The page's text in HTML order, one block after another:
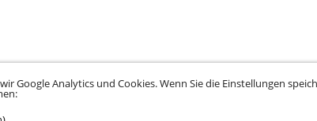
Social Media•Kontakt• Hinweisgeber •Barrierefreiheitserklärung
Google Analytics und Cookies. Wenn Sie die Einstellungen